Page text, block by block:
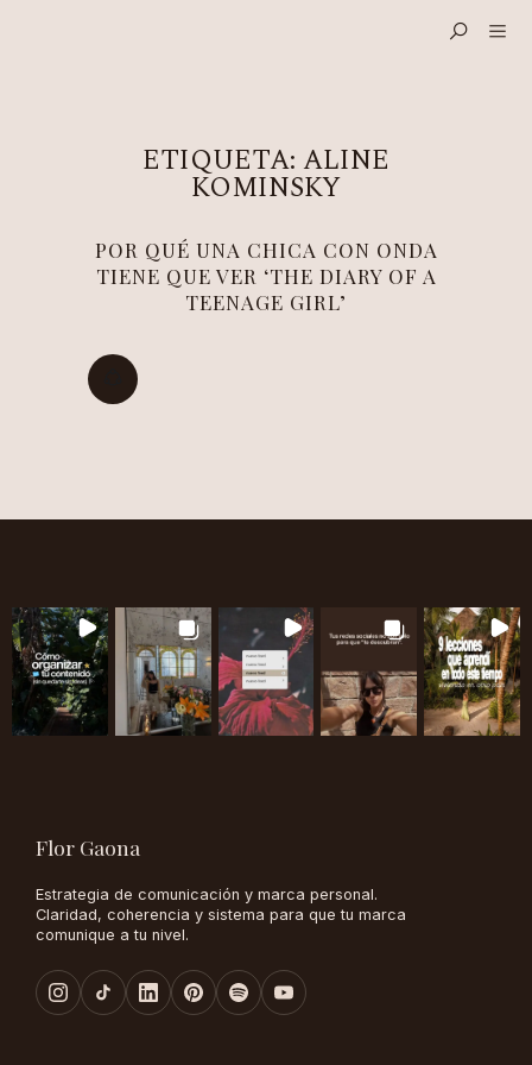
ETIQUETA: ALINE
KOMINSKY
POR QUÉ UNA CHICA CON ONDA
TIENE QUE VER ‘THE DIARY OF A
TEENAGE GIRL’
Flor Gaona
Estrategia de comunicación y marca personal.
Claridad, coherencia y sistema para que tu marca
comunique a tu nivel.